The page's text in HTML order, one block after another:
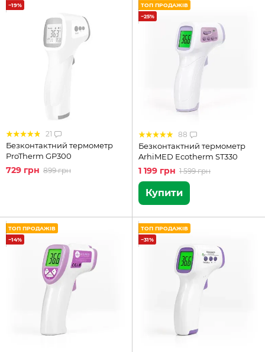
−19%
21
Безконтактний термометр
ProTherm GP300
729 грн 899 грн
ТОП ПРОДАЖІВ
−25%
88
Безконтактний термометр
ArhiMED Ecotherm ST330
1 199 грн 1 599 грн
Купити
ТОП ПРОДАЖІВ
−14%
ТОП ПРОДАЖІВ
−31%